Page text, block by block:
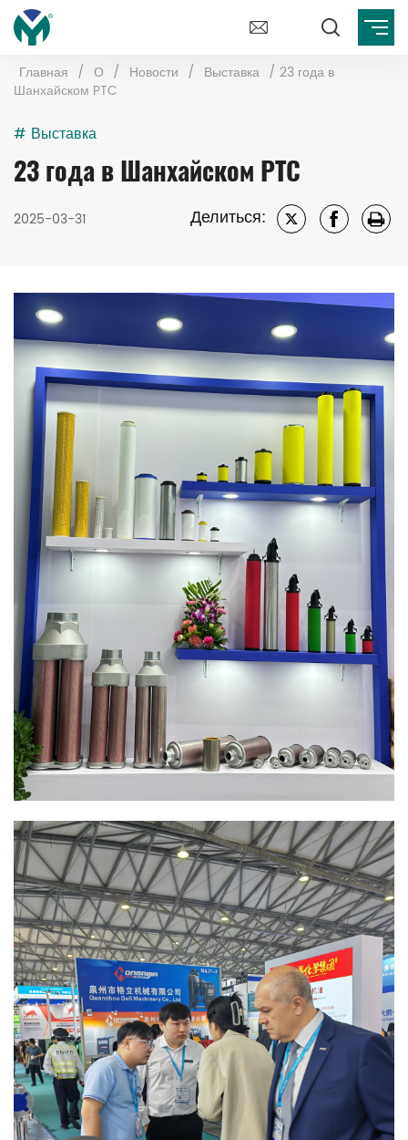
Главная / О / Новости / Выставка / 23 года в
Шанхайском PTC
# Выставка
23 года в Шанхайском PTC
2025-03-31 Делиться: